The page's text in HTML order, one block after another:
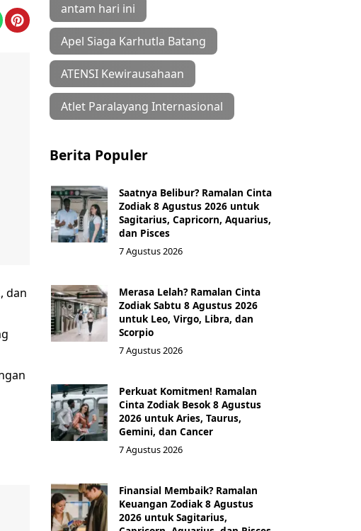
dan
antam hari ini
Apel Siaga Karhutla Batang
ATENSI Kewirausahaan
Atlet Paralayang Internasional
Berita Populer
Saatnya Belibur? Ramalan Cinta
Zodiak 8 Agustus 2026 untuk
Sagitarius, Capricorn, Aquarius,
dan Pisces
7 Agustus 2026
Merasa Lelah? Ramalan Cinta
Zodiak Sabtu 8 Agustus 2026
untuk Leo, Virgo, Libra, dan
Scorpio
7 Agustus 2026
Perkuat Komitmen! Ramalan
Cinta Zodiak Besok 8 Agustus
2026 untuk Aries, Taurus,
Gemini, dan Cancer
7 Agustus 2026
Finansial Membaik? Ramalan
Keuangan Zodiak 8 Agustus
2026 untuk Sagitarius,